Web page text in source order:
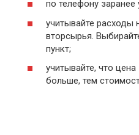
по телефону заранее
учитывайте расходы
вторсырья.
пункт;
учитывайте, что
больше, тем